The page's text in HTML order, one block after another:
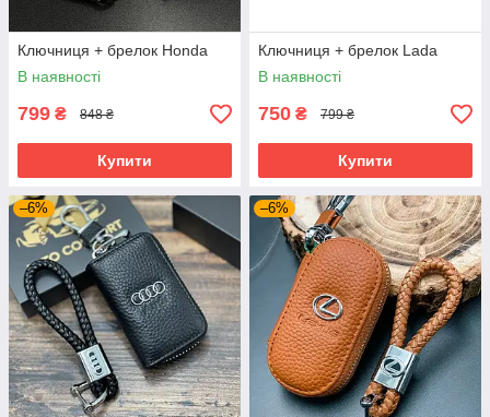
Ключниця + брелок Honda
В наявності
799 ₴ 848 ₴
Купити
Ключниця + брелок Lada
В наявності
750 ₴ 799 ₴
Купити
–6% –6%